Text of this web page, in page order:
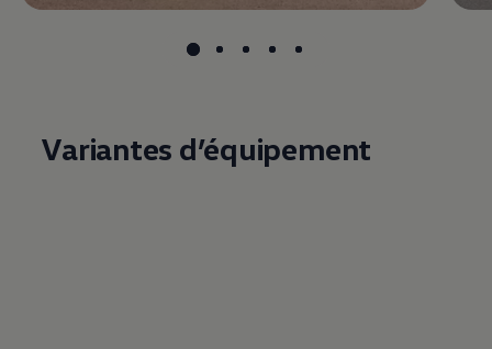
Variantes d’équipement